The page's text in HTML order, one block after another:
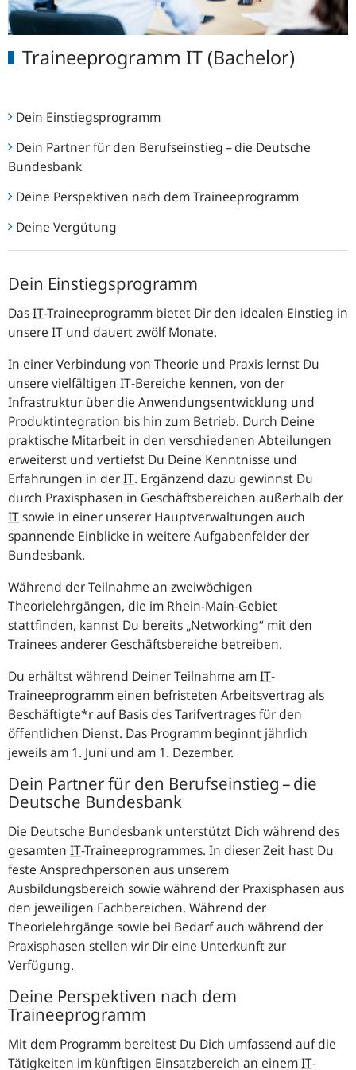
Traineeprogramm IT (Bachelor)
Dein Einstiegsprogramm
Dein Partner für den Berufseinstieg – die Deutsche
Bundesbank
Deine Perspektiven nach dem Traineeprogramm
Deine Vergütung
Dein Einstiegsprogramm
DasIT-Traineeprogramm bietet Dir den idealen Einstieg in
unsere IT und dauert zwölf Monate.
In einer Verbindung von Theorie und Praxis lernst Du
unsere vielfältigen IT-Bereiche kennen, von der
Infrastruktur über die Anwendungsentwicklung und
Produktintegration bis hin zum Betrieb. Durch Deine
praktische Mitarbeit in den verschiedenen Abteilungen
erweiterst und vertiefst Du Deine Kenntnisse und
Erfahrungen in derIT. Ergänzend dazu gewinnst Du
durch Praxisphasen in Geschäftsbereichen außerhalb der
ITsowie in einer unserer Hauptverwaltungen auch
spannende Einblicke in weitere Aufgabenfelder der
Bundesbank.
Während der Teilnahme an zweiwöchigen
Theorielehrgängen, die im Rhein-Main-Gebiet
stattfinden, kannst Du bereits „Networking“ mit den
Trainees anderer Geschäftsbereiche betreiben.
Du erhältst während Deiner Teilnahme amIT-
Traineeprogramm einen befristeten Arbeitsvertrag als
Beschäftigte*r auf Basis des Tarifvertrages für den
öffentlichen Dienst. Das Programm beginnt jährlich
jeweils am 1. Juni und am 1. Dezember.
Dein Partner für den Berufseinstieg – die
Deutsche Bundesbank
Die Deutsche Bundesbank unterstützt Dich während des
gesamten IT-Traineeprogrammes. In dieser Zeit hast Du
feste Ansprechpersonen aus unserem
Ausbildungsbereich sowie während der Praxisphasen aus
den jeweiligen Fachbereichen. Während der
Theorielehrgänge sowie bei Bedarf auch während der
Praxisphasen stellen wir Dir eine Unterkunft zur
Verfügung.
Deine Perspektiven nach dem
Traineeprogramm
Mit dem Programm bereitest Du Dich umfassend auf die
Tätigkeiten im künftigen Einsatzbereich an einemIT-